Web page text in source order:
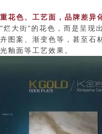
花色、工艺面，品牌差异
烂大街”的花色，而是呈现
图案、渐变色等，甚至石
釉面等工艺效果。